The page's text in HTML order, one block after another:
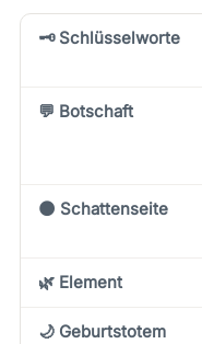
🗝️ Schlüsselworte
💬 Botschaft
🌑 Schattenseite
🌿 Element
🌙 Geburtstotem